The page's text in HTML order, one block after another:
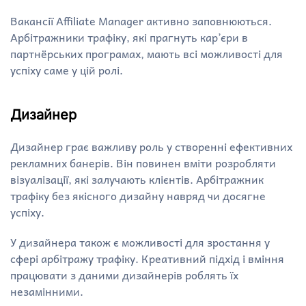
Вакансії Affiliate Manager активно заповнюються.
Арбітражники трафіку, які прагнуть кар’єри в
партнёрських програмах, мають всі можливості для
успіху саме у цій ролі.
Дизайнер
Дизайнер грає важливу роль у створенні ефективних
рекламних банерів. Він повинен вміти розробляти
візуалізації, які залучають клієнтів. Арбітражник
трафіку без якісного дизайну навряд чи досягне
успіху.
У дизайнера також є можливості для зростання у
сфері арбітражу трафіку. Креативний підхід і вміння
працювати з даними дизайнерів роблять їх
незамінними.